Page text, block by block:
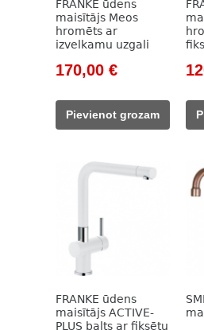
FRANKE ūdens
maisītājs Meos
hromēts ar
izvelkamu uzgali
Original
was:
226,00 €.
170,00 €Current
170,00 €.
Pievienot grozam
FRANKE ūdens
maisītājs ACTIVE-
PLUS balts ar fiksētu